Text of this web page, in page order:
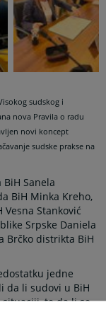
sudskog i
nova Pravila o radu
novi koncept
sudske prakse na
Sanela
BiH Minka Kreho,
Stanković
Srpske Daniela
Brčko distrikta BiH
jedne
da li sudovi u BiH
te da li se